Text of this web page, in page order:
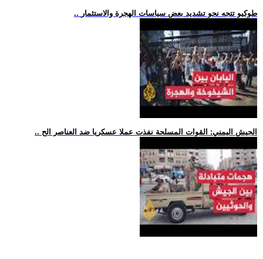
.. طوكيو تتجه نحو تشديد بعض سياسات الهجرة والاستثمار
.. الجيش اليمني: القوات المسلحة نفذت عملا عسكريا ضد العناصر الح